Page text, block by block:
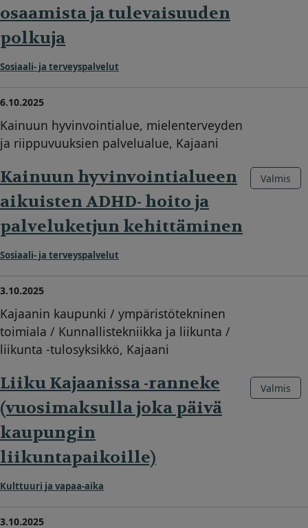
osaamista ja tulevaisuuden
polkuja
Sosiaali- ja terveyspalvelut
6.10.2025
Kainuun hyvinvointialue, mielenterveyden
ja riippuvuuksien palvelualue, Kajaani
Kainuun hyvinvointialueen
aikuisten ADHD- hoito ja
palveluketjun kehittäminen
Sosiaali- ja terveyspalvelut
Valmis
3.10.2025
Kajaanin kaupunki / ympäristötekninen
toimiala / Kunnallistekniikka ja liikunta /
liikunta -tulosyksikkö, Kajaani
Liiku Kajaanissa -ranneke
(vuosimaksulla joka päivä
kaupungin
liikuntapaikoille)
Kulttuuri ja vapaa-aika
Valmis
3.10.2025